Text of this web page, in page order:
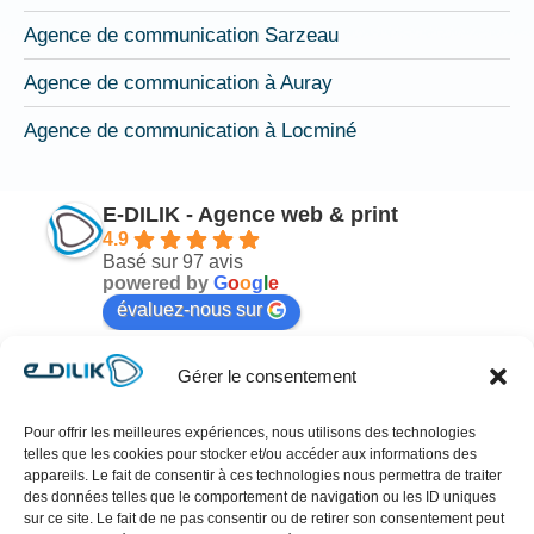
Gérer le consentement
Pour offrir les meilleures expériences, nous utilisons des technologies
telles que les cookies pour stocker et/ou accéder aux informations des
appareils. Le fait de consentir à ces technologies nous permettra de traiter
des données telles que le comportement de navigation ou les ID uniques
sur ce site. Le fait de ne pas consentir ou de retirer son consentement peut
Agence de communication Sarzeau
Agence de communication à Auray
Agence de communication à Locminé
E-DILIK - Agence web & print
4.9
Basé sur 97 avis
powered by Goog e
évaluez-nous sur
Cher Antoine !!!Sincèrement Merci pour votre
travail hyper professionnel, rapide et très
esthétique !! Référencement qui se profile… ai